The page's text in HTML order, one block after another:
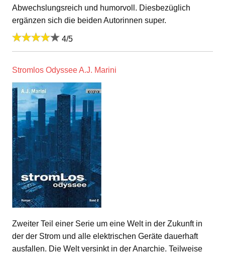
Abwechslungsreich und humorvoll. Diesbezüglich
ergänzen sich die beiden Autorinnen super.
4/5
Stromlos Odyssee A.J. Marini
Zweiter Teil einer Serie um eine Welt in der Zukunft in
der der Strom und alle elektrischen Geräte dauerhaft
ausfallen. Die Welt versinkt in der Anarchie. Teilweise